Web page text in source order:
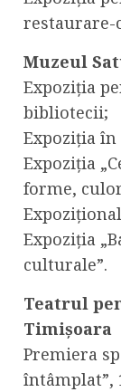
restaurare-
Muzeul
Expoziția
bibliotecii;
Expoziția
Expoziția
forme,
Expoziția
culturale”.
Teatrul
Timișoara
Premiera
întâmplat”,